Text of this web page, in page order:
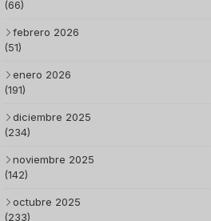
(66)
febrero 2026
(51)
enero 2026
(191)
diciembre 2025
(234)
noviembre 2025
(142)
octubre 2025
(233)